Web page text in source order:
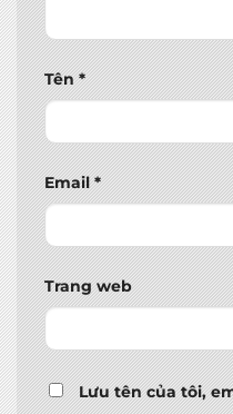
Tên*
Email*
Trang web
Lưu tên của tôi,